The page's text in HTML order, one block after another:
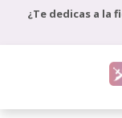
¿Te dedicas a la